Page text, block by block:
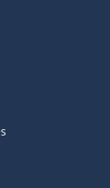
s'ouvrira
externe
s'ouvrira dans une
s'ouvrira